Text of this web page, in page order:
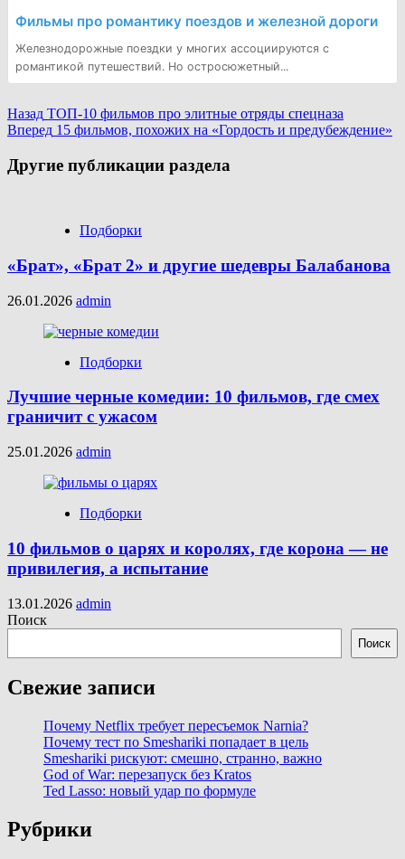
Фильмы про романтику поездов и железной дороги
Железнодорожные поездки у многих ассоциируются с
романтикой путешествий. Но остросюжетный...
Continue
Reading
Назад ТОП-10 фильмов про элитные отряды спецназа
Вперед 15 фильмов, похожих на «Гордость и предубеждение»
Другие публикации раздела
Подборки
«Брат», «Брат 2» и другие шедевры Балабанова
26.01.2026 admin
Подборки
Лучшие черные комедии: 10 фильмов, где смех
граничит с ужасом
25.01.2026 admin
Подборки
10 фильмов о царях и королях, где корона — не
привилегия, а испытание
13.01.2026 admin
Поиск
Поиск
Свежие записи
Почему Netflix требует пересъемок Narnia?
Почему тест по Smeshariki попадает в цель
Smeshariki рискуют: смешно, странно, важно
God of War: перезапуск без Kratos
Ted Lasso: новый удар по формуле
Рубрики